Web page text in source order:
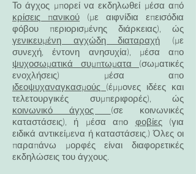
Το άγχος μπορεί να εκδηλωθεί μέσα από
κρίσεις πανικού (με αιφνίδια επεισόδια
φόβου περιορισμένης διάρκειας), ώς
γενικευμένη αγχώδη διαταραχή (με
συνεχή, έντονη ανησυχία), μέσα απο
ψυχοσωματικά συμπτωματα (σωματικές
ενοχλήσεις) μέσα απο
ιδεοψυχαναγκασμούς (έμμονες ιδέες και
τελετουργικές συμπεριφορές), ώς
κοινωνικό άγχος (σε κοινωνικές
καταστάσεις), ή μέσα απο φοβίες(για
ειδικά αντικείμενα ή καταστάσεις.) Όλες οι
παραπάνω μορφές είναι διαφορετικές
εκδηλώσεις του άγχους.